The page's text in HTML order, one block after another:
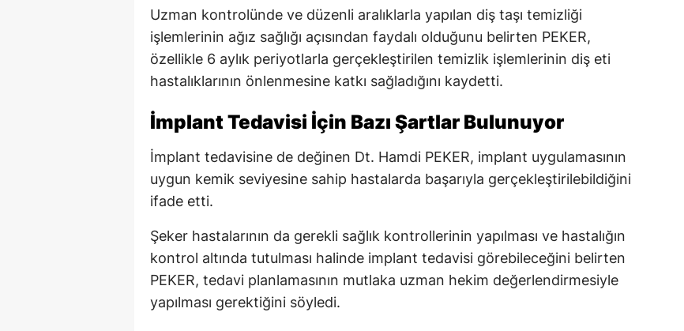
Uzman kontrolünde ve düzenli aralıklarla yapılan diş taşı temizliği
işlemlerinin ağız sağlığı açısından faydalı olduğunu belirten PEKER,
özellikle 6 aylık periyotlarla gerçekleştirilen temizlik işlemlerinin diş eti
hastalıklarının önlenmesine katkı sağladığını kaydetti.
İmplant Tedavisi İçin Bazı Şartlar Bulunuyor
İmplant tedavisine de değinen Dt. Hamdi PEKER, implant uygulamasının
uygun kemik seviyesine sahip hastalarda başarıyla gerçekleştirilebildiğini
ifade etti.
Şeker hastalarının da gerekli sağlık kontrollerinin yapılması ve hastalığın
kontrol altında tutulması halinde implant tedavisi görebileceğini belirten
PEKER, tedavi planlamasının mutlaka uzman hekim değerlendirmesiyle
yapılması gerektiğini söyledi.